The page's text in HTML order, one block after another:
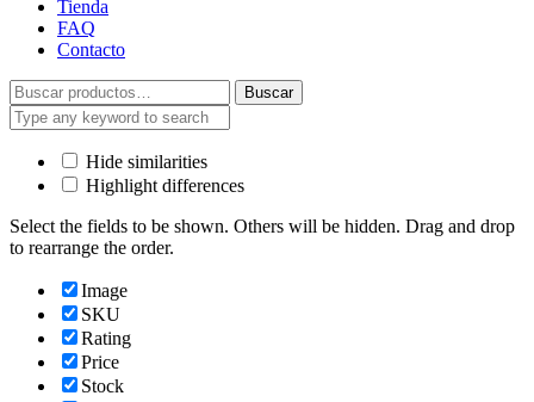
Tienda
FAQ
Contacto
Buscar
por:
Buscar
Hide similarities
Highlight differences
Select the fields to be shown. Others will be hidden. Drag and drop
to rearrange the order.
Image
SKU
Rating
Price
Stock